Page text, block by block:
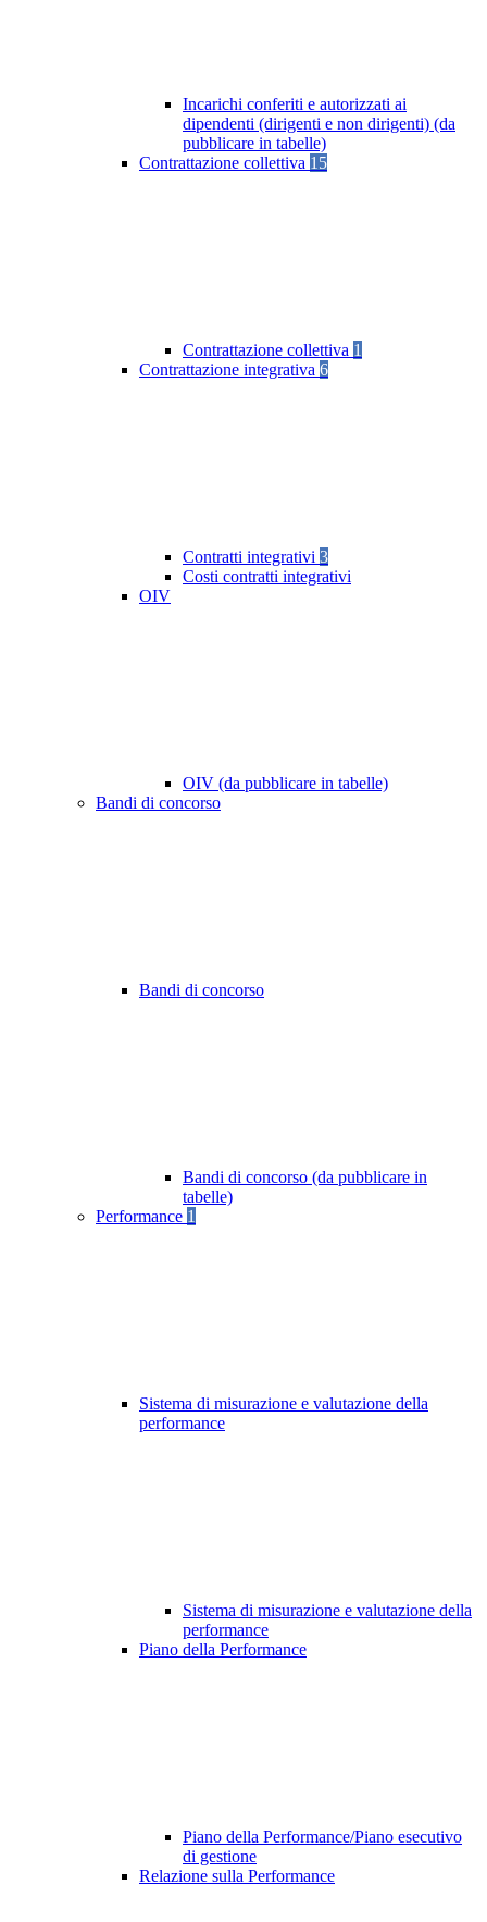
Incarichi conferiti e autorizzati ai
dipendenti (dirigenti e non dirigenti) (da
pubblicare in tabelle)
Contrattazione collettiva 15
Contrattazione collettiva 1
Contrattazione integrativa 6
Contratti integrativi 3
Costi contratti integrativi
OIV
OIV (da pubblicare in tabelle)
Bandi di concorso
Bandi di concorso
Bandi di concorso (da pubblicare in
tabelle)
Performance 1
Sistema di misurazione e valutazione della
performance
Sistema di misurazione e valutazione della
performance
Piano della Performance
Piano della Performance/Piano esecutivo
di gestione
Relazione sulla Performance